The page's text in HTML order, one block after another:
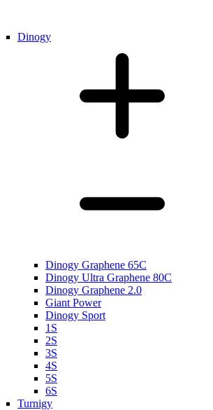
Dinogy
Dinogy Graphene 65C
Dinogy Ultra Graphene 80C
Dinogy Graphene 2.0
Giant Power
Dinogy Sport
1S
2S
3S
4S
5S
6S
Turnigy